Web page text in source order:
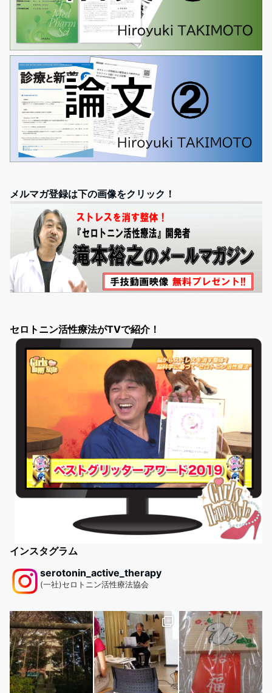
メルマガ登録は下の画像をクリック！
セロトニン活性療法がTVで紹介！
インスタグラム
serotonin_active_therapy
(一社)セロトニン活性療法協会